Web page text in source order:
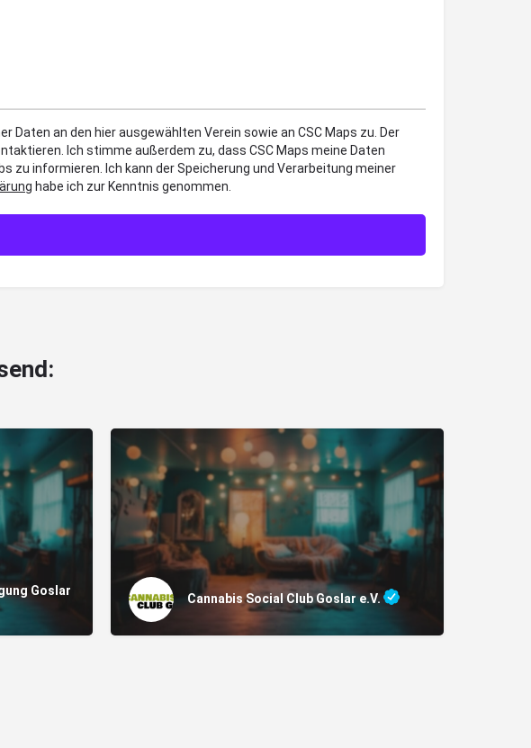
an den hier ausgewählten Verein sowie an CSC Maps zu. Der
Ich stimme außerdem zu, dass CSC Maps meine Daten
zu informieren. Ich kann der Speicherung und Verarbeitung meiner
habe ich zur Kenntnis genommen.
Goslar
Cannabis Social Club Goslar e.V.